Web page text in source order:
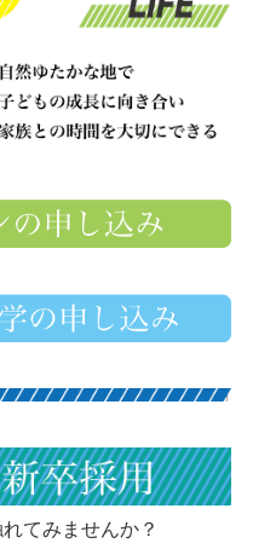
てみませんか？